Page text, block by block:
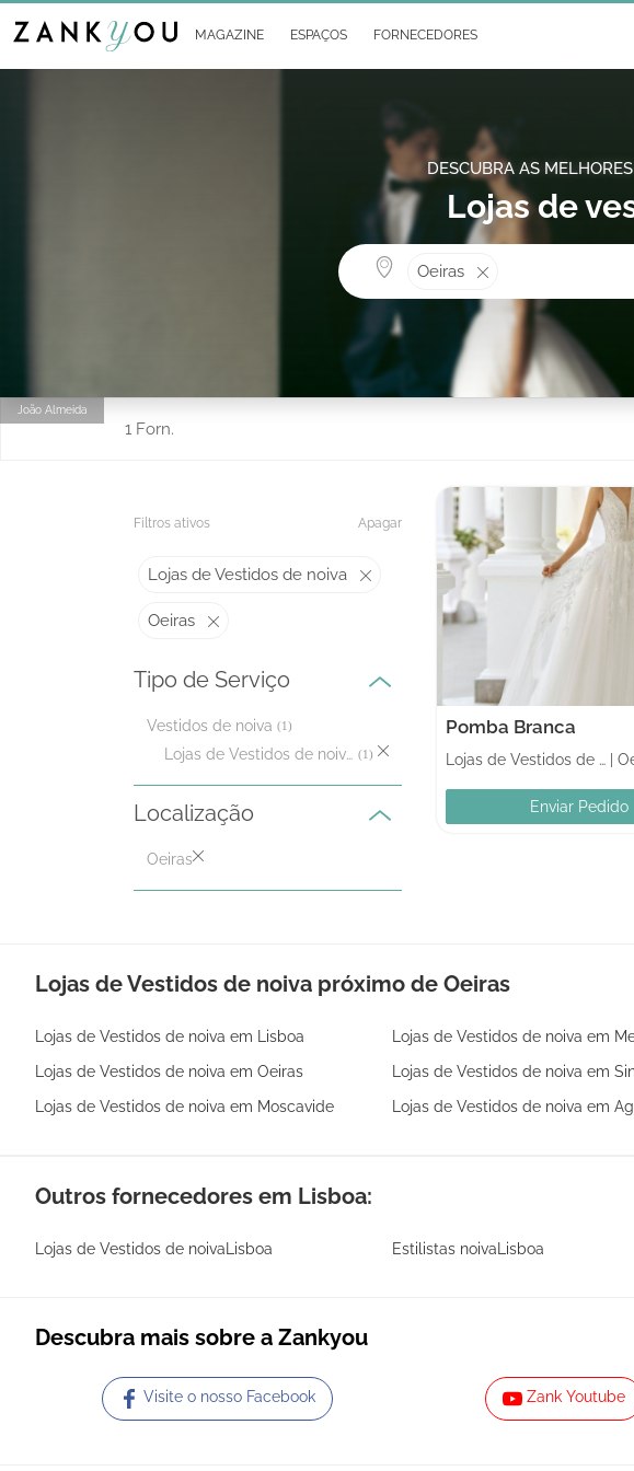
MAGAZINE ESPAÇOS FORNECEDORES
DESCUBRA AS
Lojas de
Oeiras
João Almeida
1 Forn.
Filtros ativos Apagar
Lojas de Vestidos de noiva
Oeiras
Tipo de Serviço
Vestidos de noiva (1)
Lojas de Vestidos de noiva (1)
Localização
Oeiras
Pomba Branca
Lojas de Vestidos de noiva
Enviar Pedido
Lojas de Vestidos de noiva próximo de Oeiras
Lojas de Vestidos de noiva em Lisboa Lojas de Vestidos de noiva em
Lojas de Vestidos de noiva em Oeiras
Lojas de Vestidos de noiva em
Lojas de Vestidos de noiva em Moscavide
Lojas de Vestidos de noiva em
Outros fornecedores em Lisboa:
Lojas de Vestidos de noivaLisboa Estilistas noivaLisboa
Descubra mais sobre a Zankyou
Visite o nosso Facebook Zank Youtube